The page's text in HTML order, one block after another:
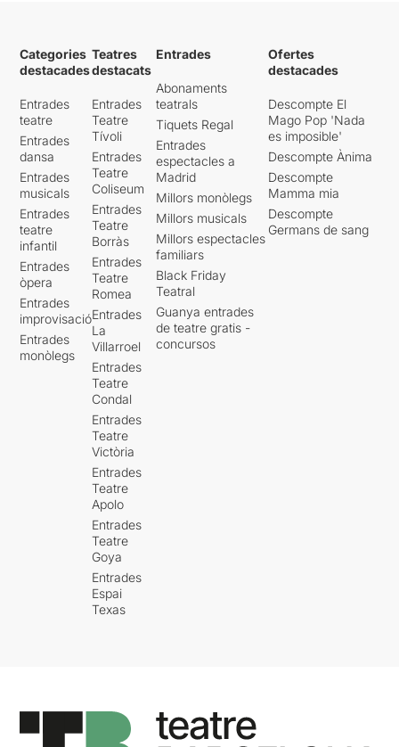
Categories
destacades
Entrades
teatre
Entrades
dansa
Entrades
musicals
Entrades
teatre
infantil
Entrades
òpera
Entrades
improvisació
Entrades
monòlegs
Teatres
destacats
Entrades
Teatre
Tívoli
Entrades
Teatre
Coliseum
Entrades
Teatre
Borràs
Entrades
Teatre
Romea
Entrades
La
Villarroel
Entrades
Teatre
Condal
Entrades
Teatre
Victòria
Entrades
Teatre
Apolo
Entrades
Teatre
Goya
Entrades
Espai
Texas
Entrades
Abonaments
teatrals
Tiquets Regal
Entrades
espectacles a
Madrid
Millors monòlegs
Millors musicals
Millors espectacles
familiars
Black Friday
Teatral
Guanya entrades
de teatre gratis -
concursos
Ofertes
destacades
Descompte El
Mago Pop 'Nada
es imposible'
Descompte Ànima
Descompte
Mamma mia
Descompte
Germans de sang